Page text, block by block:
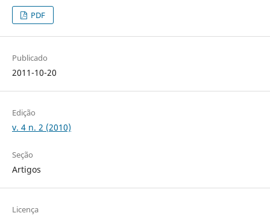
PDF
Publicado
2011-10-20
Edição
v. 4 n. 2 (2010)
Seção
Artigos
Licença